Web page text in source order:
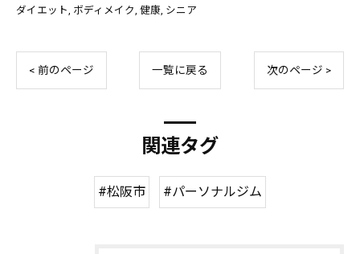
ダイエット ボディメイク 健康 シニア
< 前のページ 一覧に戻る 次のページ >
関連タグ
#松阪市 #パーソナルジム